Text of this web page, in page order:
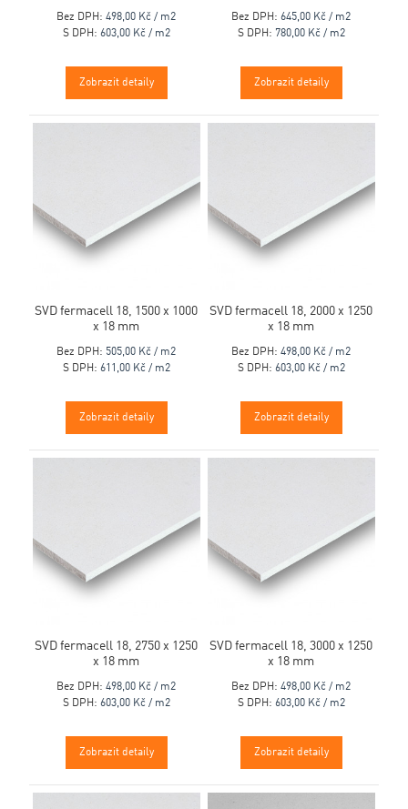
Bez DPH: 498,00 Kč / m2
S DPH: 603,00 Kč / m2
Zobrazit detaily
Bez DPH: 645,00 Kč / m2
S DPH: 780,00 Kč / m2
Zobrazit detaily
SVD fermacell 18, 1500 x 1000
x 18 mm
Bez DPH: 505,00 Kč / m2
S DPH: 611,00 Kč / m2
Zobrazit detaily
SVD fermacell 18, 2000 x 1250
x 18 mm
Bez DPH: 498,00 Kč / m2
S DPH: 603,00 Kč / m2
Zobrazit detaily
SVD fermacell 18, 2750 x 1250
x 18 mm
Bez DPH: 498,00 Kč / m2
S DPH: 603,00 Kč / m2
Zobrazit detaily
SVD fermacell 18, 3000 x 1250
x 18 mm
Bez DPH: 498,00 Kč / m2
S DPH: 603,00 Kč / m2
Zobrazit detaily